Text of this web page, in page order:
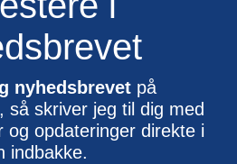
nyhedsbrevet på
så skriver jeg til dig med
og opdateringer direkte i
indbakke.